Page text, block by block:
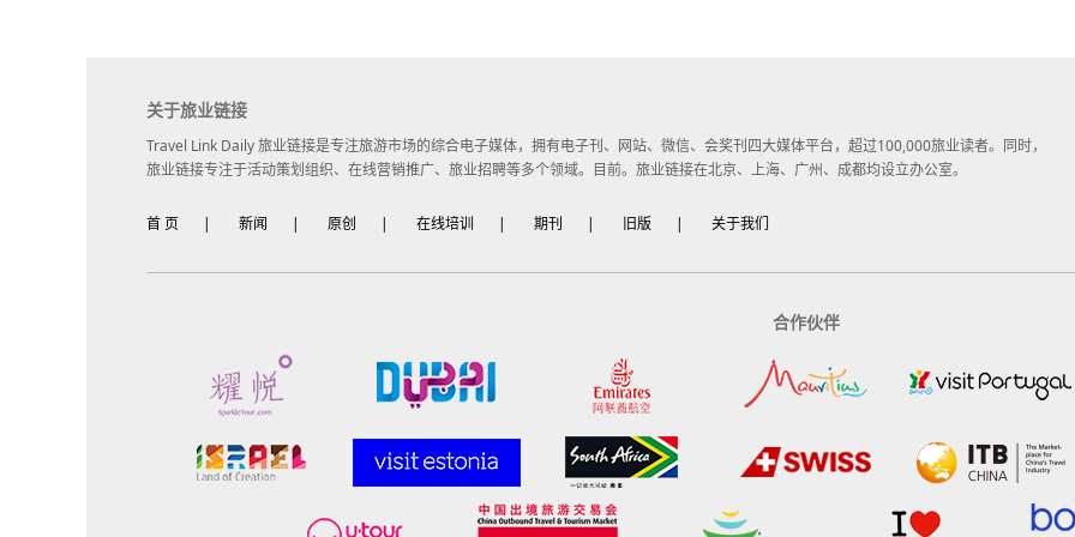
关于旅业链接
Travel Link Daily 旅业链接是专注旅游市场的综合电子媒体，拥有电子刊、网站、微信、会奖刊四大媒体平台，超过100,000旅业读者。同时，
旅业链接专注于活动策划组织、在线营销推广、旅业招聘等多个领域。目前。旅业链接在北京、上海、广州、成都均设立办公室。
首 页 | 新闻 | 原创 | 在线培训 | 期刊 | 旧版 | 关于我们
合作伙伴